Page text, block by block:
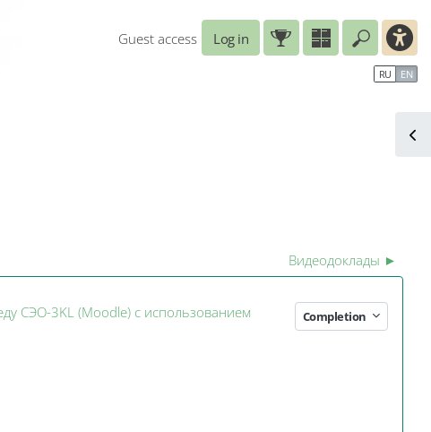
Enter
Guest access
Log in
RU EN
конференция «СредаВидеодоклады ►
СЭО-3KL (Moodle) с использованием
Completion